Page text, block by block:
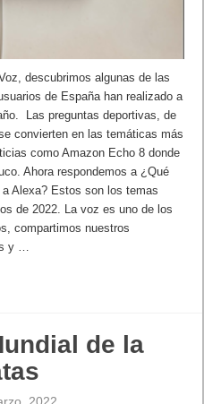
descubrimos algunas de las
de España han realizado a
Las preguntas deportivas, de
convierten en las temáticas más
como Amazon Echo 8 donde
Ahora respondemos a ¿Qué
Alexa? Estos son los temas
de 2022. La voz es uno de los
compartimos nuestros
y …
de la